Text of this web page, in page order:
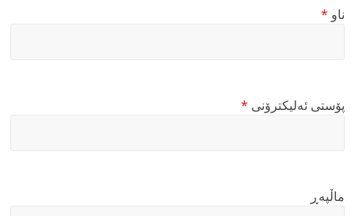
ناو *
پۆستی ئەلیکترۆنی *
ماڵپه‌ڕ